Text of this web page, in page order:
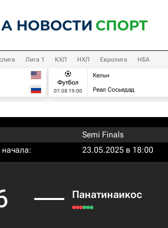
Лига 1 КХЛ НХЛ Евролига НБА
Футбол
07.08 19:00
Кельн
Реал Сосьедад
Semi Finals
23.05.2025 в 18:00
Панатинаикос